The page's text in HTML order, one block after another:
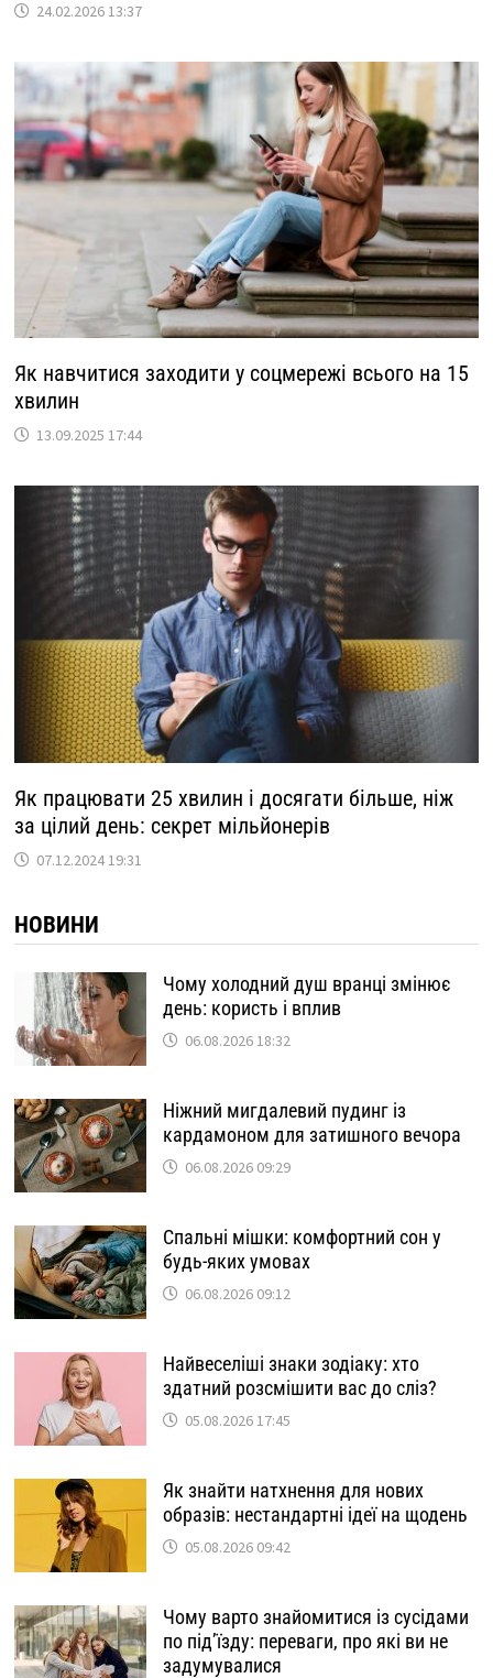
24.02.2026 13:37
Як навчитися заходити у соцмережі всього на 15
хвилин
13.09.2025 17:44
Як працювати 25 хвилин і досягати більше, ніж
за цілий день: секрет мільйонерів
07.12.2024 19:31
НОВИНИ
Чому холодний душ вранці змінює
день: користь і вплив
06.08.2026 18:32
Ніжний мигдалевий пудинг із
кардамоном для затишного вечора
06.08.2026 09:29
Спальні мішки: комфортний сон у
будь-яких умовах
06.08.2026 09:12
Найвеселіші знаки зодіаку: хто
здатний розсмішити вас до сліз?
05.08.2026 17:45
Як знайти натхнення для нових
образів: нестандартні ідеї на щодень
05.08.2026 09:42
Чому варто знайомитися із сусідами
по під’їзду: переваги, про які ви не
задумувалися